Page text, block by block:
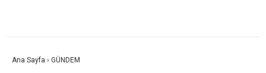
Ana Sayfa › GÜNDEM